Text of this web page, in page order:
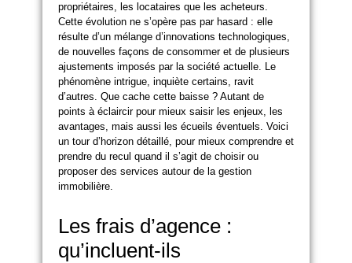
propriétaires, les locataires que les acheteurs.
Cette évolution ne s’opère pas par hasard : elle
résulte d’un mélange d’innovations technologiques,
de nouvelles façons de consommer et de plusieurs
ajustements imposés par la société actuelle. Le
phénomène intrigue, inquiète certains, ravit
d’autres. Que cache cette baisse ? Autant de
points à éclaircir pour mieux saisir les enjeux, les
avantages, mais aussi les écueils éventuels. Voici
un tour d’horizon détaillé, pour mieux comprendre et
prendre du recul quand il s’agit de choisir ou
proposer des services autour de la gestion
immobilière.
Les frais d’agence :
qu’incluent-ils